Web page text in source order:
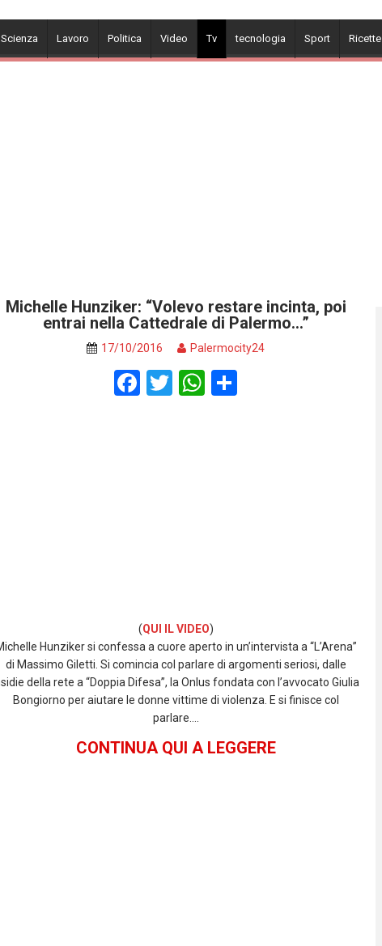
Lavoro Politica Video Tv tecnologia Sport Ricette
Michelle Hunziker: “Volevo restare incinta, poi
entrai nella Cattedrale di Palermo…”
17/10/2016 Palermocity24
F
T W
(QUI IL VIDEO)
Hunziker si confessa a cuore aperto in un’intervista a “L’Arena”
di Massimo Giletti. Si comincia col parlare di argomenti seriosi, dalle
della rete a “Doppia Difesa”, la Onlus fondata con l’avvocato Giulia
Bongiorno per aiutare le donne vittime di violenza. E si finisce col
parlare….
CONTINUA QUI A LEGGERE